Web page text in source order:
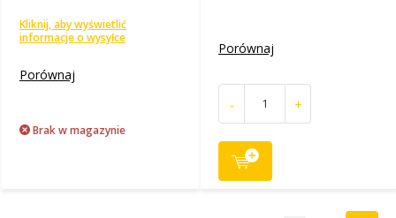
Kliknij, aby wyświetlić
informacje o wysyłce
Porównaj
Brak w magazynie
Porównaj
- +